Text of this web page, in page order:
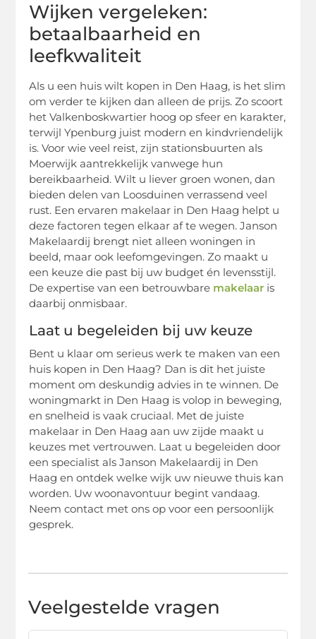
Wijken vergeleken:
betaalbaarheid en
leefkwaliteit
Als u een huis wilt kopen in Den Haag, is het slim
om verder te kijken dan alleen de prijs. Zo scoort
het Valkenboskwartier hoog op sfeer en karakter,
terwijl Ypenburg juist modern en kindvriendelijk
is. Voor wie veel reist, zijn stationsbuurten als
Moerwijk aantrekkelijk vanwege hun
bereikbaarheid. Wilt u liever groen wonen, dan
bieden delen van Loosduinen verrassend veel
rust. Een ervaren makelaar in Den Haag helpt u
deze factoren tegen elkaar af te wegen. Janson
Makelaardij brengt niet alleen woningen in
beeld, maar ook leefomgevingen. Zo maakt u
een keuze die past bij uw budget én levensstijl.
De expertise van een betrouwbare makelaar is
daarbij onmisbaar.
Laat u begeleiden bij uw keuze
Bent u klaar om serieus werk te maken van een
huis kopen in Den Haag? Dan is dit het juiste
moment om deskundig advies in te winnen. De
woningmarkt in Den Haag is volop in beweging,
en snelheid is vaak cruciaal. Met de juiste
makelaar in Den Haag aan uw zijde maakt u
keuzes met vertrouwen. Laat u begeleiden door
een specialist als Janson Makelaardij in Den
Haag en ontdek welke wijk uw nieuwe thuis kan
worden. Uw woonavontuur begint vandaag.
Neem contact met ons op voor een persoonlijk
gesprek.
Veelgestelde vragen